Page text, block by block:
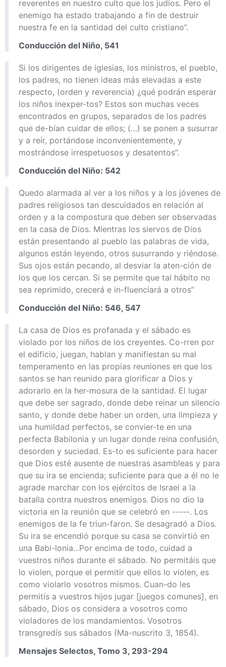
reverentes en nuestro culto que los judíos. Pero el
enemigo ha estado trabajando a fin de destruir
nuestra fe en la santidad del culto cristiano”.
Conducción del Niño, 541
Si los dirigentes de iglesias, los ministros, el pueblo,
los padres, no tienen ideas más elevadas a este
respecto, (orden y reverencia) ¿qué podrán esperar
los niños inexper-tos? Estos son muchas veces
encontrados en grupos, separados de los padres
que de-bían cuidar de ellos; (…) se ponen a susurrar
y a reír, portándose inconvenientemente, y
mostrándose irrespetuosos y desatentos”.
Conducción del Niño: 542
Quedo alarmada al ver a los niños y a los jóvenes de
padres religiosos tan descuidados en relación al
orden y a la compostura que deben ser observadas
en la casa de Dios. Mientras los siervos de Dios
están presentando al pueblo las palabras de vida,
algunos están leyendo, otros susurrando y riéndose.
Sus ojos están pecando, al desviar la aten-ción de
los que los cercan. Si se permite que tal hábito no
sea reprimido, crecerá e in-fluenciará a otros”
Conducción del Niño: 546, 547
La casa de Dios es profanada y el sábado es
violado por los niños de los creyentes. Co-rren por
el edificio, juegan, hablan y manifiestan su mal
temperamento en las propias reuniones en que los
santos se han reunido para glorificar a Dios y
adorarlo en la her-mosura de la santidad. El lugar
que debe ser sagrado, donde debe reinar un silencio
santo, y donde debe haber un orden, una limpieza y
una humildad perfectos, se convier-te en una
perfecta Babilonia y un lugar donde reina confusión,
desorden y suciedad. Es-to es suficiente para hacer
que Dios esté ausente de nuestras asambleas y para
que su ira se encienda; suficiente para que a él no le
agrade marchar con los ejércitos de Israel a la
batalla contra nuestros enemigos. Dios no dio la
victoria en la reunión que se celebró en -----. Los
enemigos de la fe triun-faron. Se desagradó a Dios.
Su ira se encendió porque su casa se convirtió en
una Babi-lonia...Por encima de todo, cuidad a
vuestros niños durante el sábado. No permitáis que
lo violen, porque el permitir que ellos lo violen, es
como violarlo vosotros mismos. Cuan-do les
permitís a vuestros hijos jugar [juegos comunes], en
sábado, Dios os considera a vosotros como
violadores de los mandamientos. Vosotros
transgredís sus sábados (Ma-nuscrito 3, 1854).
Mensajes Selectos, Tomo 3, 293-294